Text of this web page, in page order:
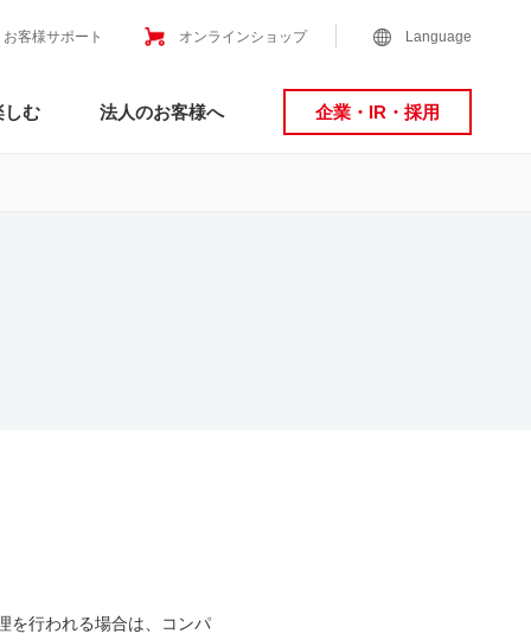
お客様サポート オンラインショップ Language
しむ 法人のお客様へ 企業・IR・採用
を行われる場合は、コンパ